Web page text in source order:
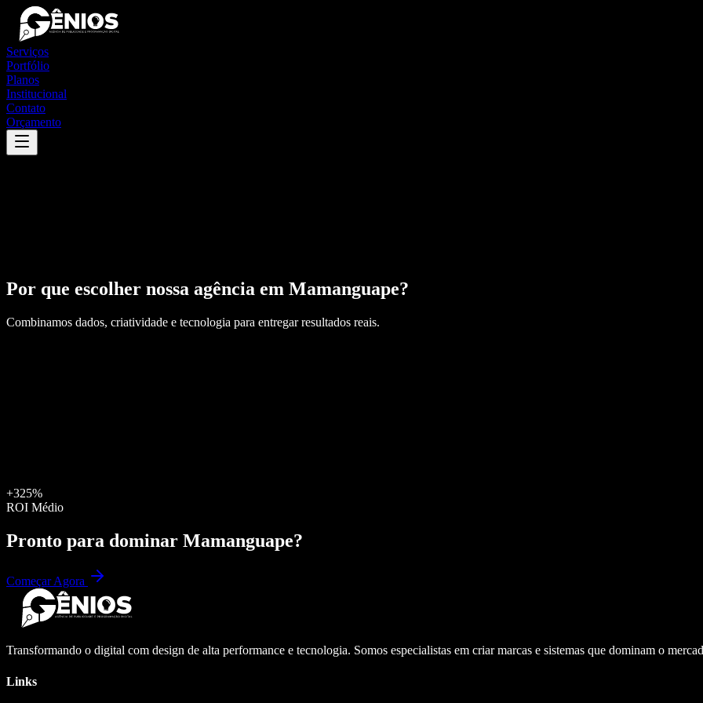
Serviços
Portfólio
Planos
Institucional
Contato
Orçamento
Por que escolher nossa agência em Mamanguape?
Combinamos dados, criatividade e tecnologia para entregar resultados reais.
+325%
ROI Médio
Pronto para dominar Mamanguape?
Começar Agora
Transformando o digital com design de alta performance e tecnologia. Somos especialistas em criar marcas e sistemas que dominam o
Links